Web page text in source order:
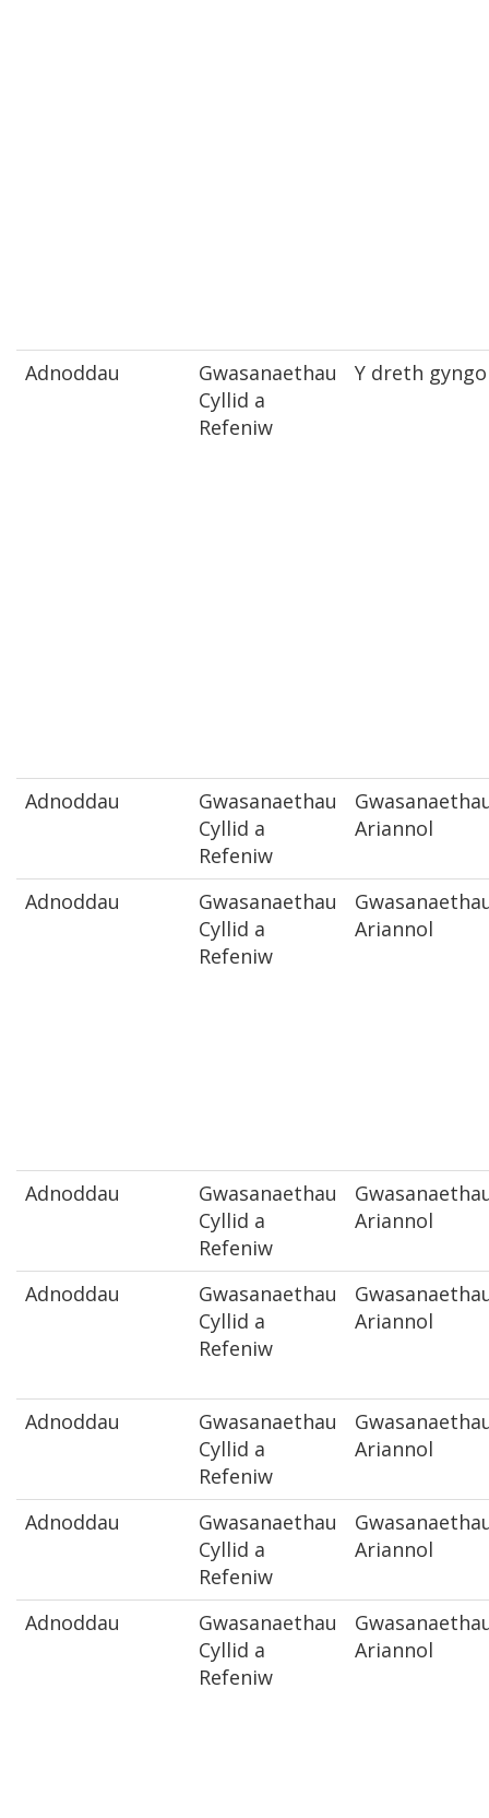
Adnoddau
Gwasanaethau
Cyllid a
Refeniw
Y dreth
Adnoddau
Gwasanaethau
Cyllid a
Refeniw
Ariannol
Adnoddau
Gwasanaethau
Cyllid a
Refeniw
Ariannol
Adnoddau
Gwasanaethau
Cyllid a
Refeniw
Ariannol
Adnoddau
Gwasanaethau
Cyllid a
Refeniw
Ariannol
Adnoddau
Gwasanaethau
Cyllid a
Refeniw
Ariannol
Adnoddau
Gwasanaethau
Cyllid a
Refeniw
Ariannol
Adnoddau
Gwasanaethau
Cyllid a
Refeniw
Ariannol